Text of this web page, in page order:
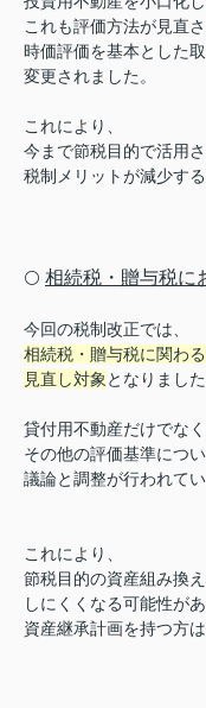
これも評価方法が見直さ
時価評価を基本とした
変更されました。
これにより、
今まで節税目的で活用
税制メリットが減少す
⚪️ 相続税・贈与税に
今回の税制改正では、
相続税・贈与税に関わ
見直し対象となりました
貸付用不動産だけでなく
その他の評価基準につ
議論と調整が行われてい
これにより、
節税目的の資産組み換
しにくくなる可能性があ
資産継承計画を持つ方は